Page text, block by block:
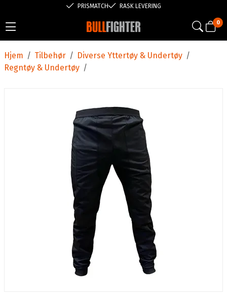
PRISMATCH RASK LEVERING
0
/
Hjem /
Tilbehør /
Diverse Yttertøy & Undertøy
/
Regntøy & Undertøy